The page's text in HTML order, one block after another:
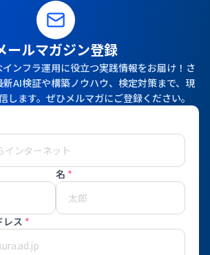
ールマガジン登録
ンフラ運用に役立つ実践情報をお届け！さ
AI検証や構築ノウハウ、検定対策まで、現
します。ぜひメルマガにご登録ください。
名 *
レス *